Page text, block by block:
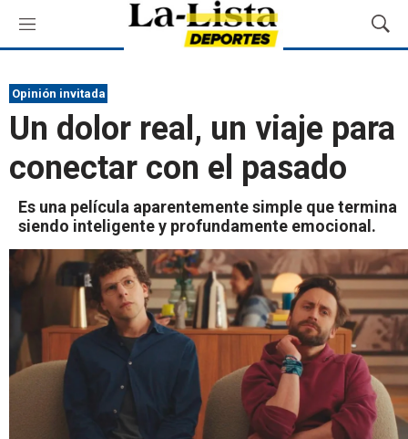
M
e
ú
M
o
a
s
e
d
a
Opinión invitada
Un dolor real, un viaje para
conectar con el pasado
Es una película aparentemente simple que termina
siendo inteligente y profundamente emocional.